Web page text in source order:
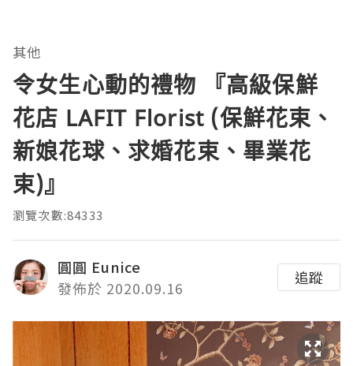
其他
令女生心動的禮物 『高級保鮮
花店 LAFIT Florist (保鮮花束、
新娘花球、求婚花束、畢業花
束)』
瀏覽次數:84333
圓圓 Eunice
發佈於 2020.09.16
追蹤